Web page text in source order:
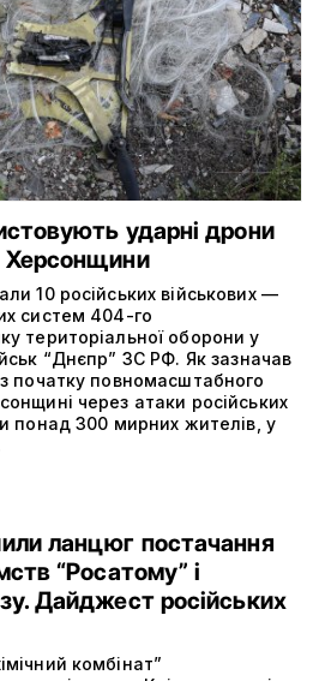
ударні дрони
Херсонщини
10 російських військових —
систем 404-го
територіальної оборони у
“Днєпр” ЗС РФ. Як зазначав
початку повномасштабного
через атаки російських
понад 300 мирних жителів, у
ланцюг постачання
“Росатому” і
Дайджест російських
комбінат”